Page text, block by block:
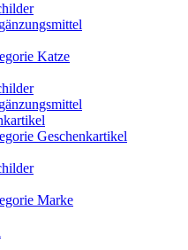
Katze
Geschenkartikel
Marke